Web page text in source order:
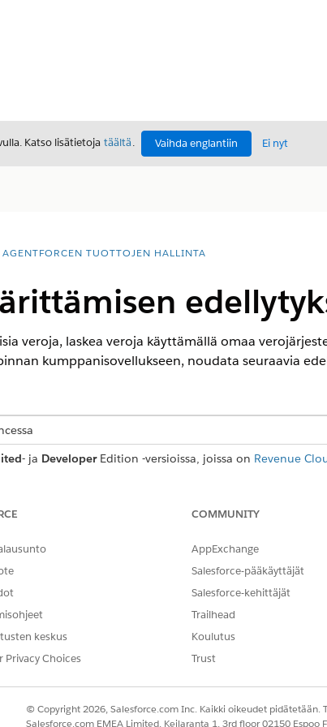
Katso lisätietoja täältä. Vaihda englantiin Ei nyt
AGENTFORCEN TUOTTOJEN HALLINTA
veroja, laskea veroja käyttämällä omaa
kumppanisovellukseen, noudata seuraavia
- ja DeveloperEdition -versioissa, joissa on Revenue
kerää nämä tiedot:
käyttämiseksi
tarjoajan tiedot,luo nimetty tunnussuojellaksesi ja
keskus
Privacy Choices
COMMUNITY
AppExchange
Salesforce-pääkäyttäjät
Salesforce-kehittäjät
Trailhead
Koulutus
Trust
© Copyright 2026, Salesforce.com Inc. Kaikki oikeudet pidätetään.
Salesforce.com EMEA Limited, Keilaranta 1, 3rd floor 02150 Espoo